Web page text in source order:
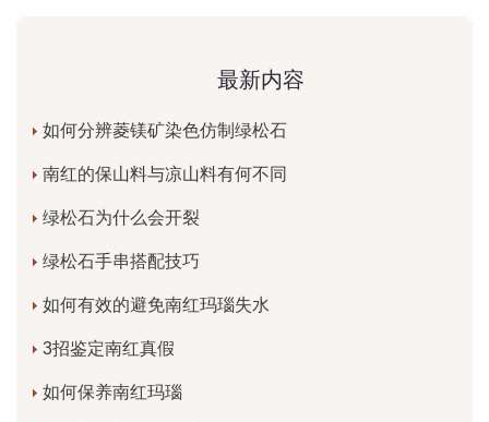
最新内容
如何分辨菱镁矿染色仿制绿松石
南红的保山料与凉山料有何不同
绿松石为什么会开裂
绿松石手串搭配技巧
如何有效的避免南红玛瑙失水
3招鉴定南红真假
如何保养南红玛瑙